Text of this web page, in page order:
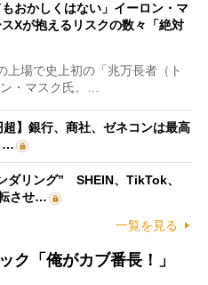
もおかしくはない」イーロン・マ
Xが抱えるリスクの数々「絶対
場で史上初の「兆万長者（ト
・マスク氏。…
超】銀行、商社、ゼネコンは最高
…
ダリング” SHEIN、TikTok、
させ…
一覧を見る
ク「俺がカブ番長！」